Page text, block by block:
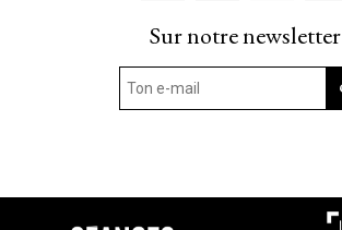
Sur notre newsletter